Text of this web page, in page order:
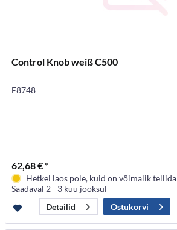
Control Knob weiß C500
E8748
62,68 € *
Hetkel laos pole, kuid on võimalik tellida
Saadaval 2 - 3 kuu jooksul
Detailid
Ostukorvi